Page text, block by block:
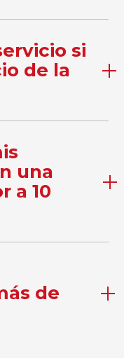
si
de la
una
a 10
de